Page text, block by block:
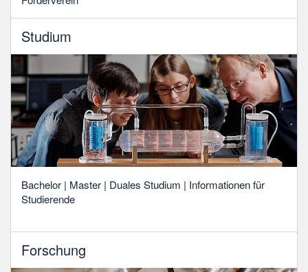
Studium
Bachelor | Master | Duales Studium | Informationen für
Studierende
Forschung